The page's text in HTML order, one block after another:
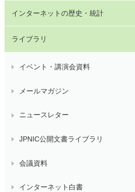
インターネットの歴史・統計
ライブラリ
イベント・講演会資料
メールマガジン
ニュースレター
JPNIC公開文書ライブラリ
会議資料
インターネット白書